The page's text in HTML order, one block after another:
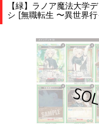
【緑】ラノア魔法大学
シ [無職転生 〜異世界